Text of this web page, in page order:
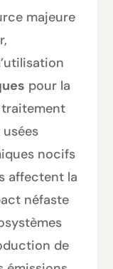
majeure
pour la
usées
nocifs
affectent la
néfaste
de